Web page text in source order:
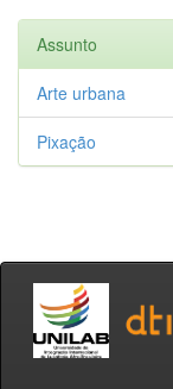
Assunto
Arte urbana
Pixação